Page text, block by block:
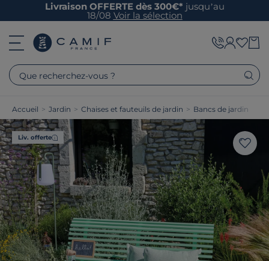
Livraison OFFERTE dès 300€* jusqu’au
18/08 Voir la sélection
Que recherchez-vous ?
Accueil > Jardin > Chaises et fauteuils de jardin > Bancs de jardin
Liv. offerte